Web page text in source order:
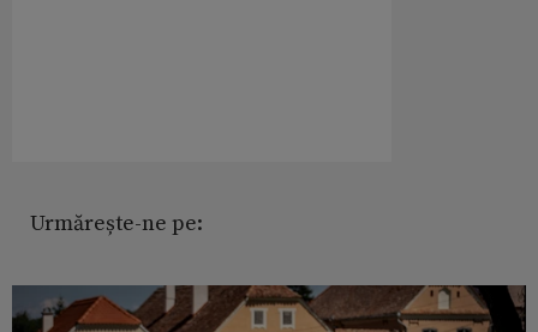
Urmărește-ne pe: